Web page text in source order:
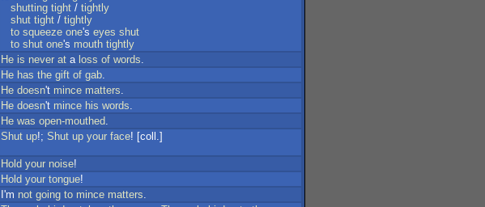
shutting tight / tightly
shut tight / tightly
to squeeze one's eyes shut
to shut one's mouth tightly
He is never at a loss of words.
He has the gift of gab.
He doesn't mince matters.
He doesn't mince his words.
He was open-mouthed.
Shut up!; Shut up your face! [coll.]
Hold your noise!
Hold your tongue!
I'm not going to mince matters.